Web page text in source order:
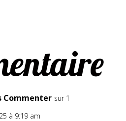
Commenter sur 1
à 9:19 am